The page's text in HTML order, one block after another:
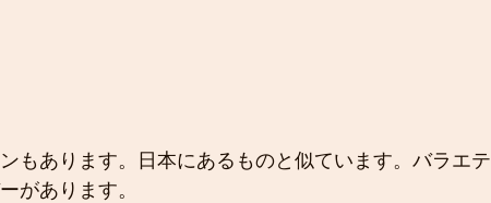
もあります。日本にあるものと似ています。バラエテ
があります。